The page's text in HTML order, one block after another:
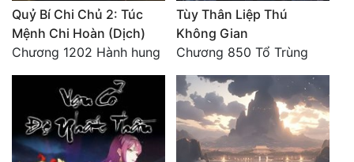
Ngự Thú
Truyện Nam
Vô Địch Lưu
Xây Dựng Thế Lực
Quỷ Bí Chi Chủ 2: Túc
Mệnh Chi Hoàn (Dịch)
Chương 1202 Hành hung
Tùy Thân Liệp Thú
Không Gian
Chương 850 Tổ Trùng